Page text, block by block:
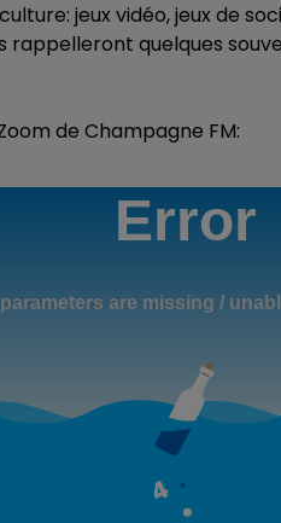
jeux vidéo, jeux de
rappelleront quelques
de Champagne FM: